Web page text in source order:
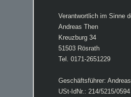
Verantwortlich im Sinne
Andreas Then
Kreuzburg 34
51503 Rösrath
Tel. 0171-2651229
Geschäftsführer:
USt-IdNr.: 214/5215/0594